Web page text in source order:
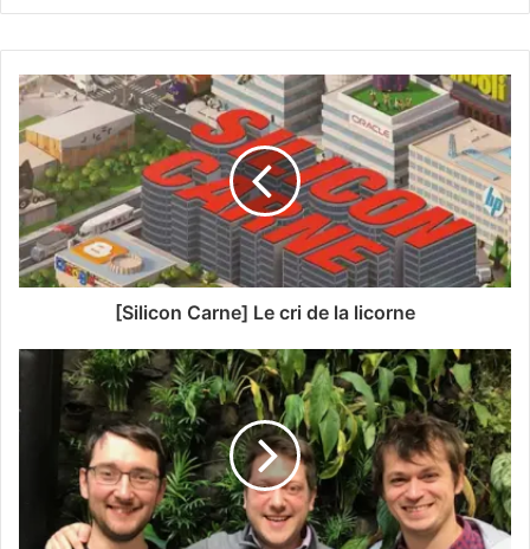
[Silicon Carne] Le cri de la licorne